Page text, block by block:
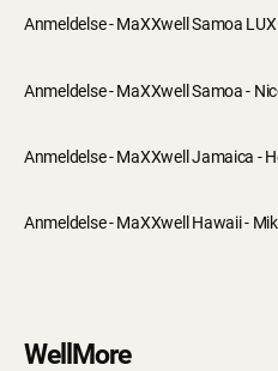
Anmeldelse - MaXXwell Samoa
Anmeldelse - MaXXwell Samoa -
Anmeldelse - MaXXwell Jamaica -
Anmeldelse - MaXXwell Hawaii -
WellMore